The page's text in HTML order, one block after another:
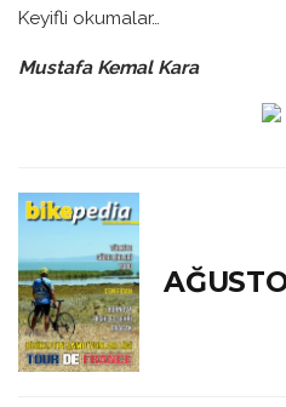
Keyifli okumalar…
Mustafa Kemal Kara